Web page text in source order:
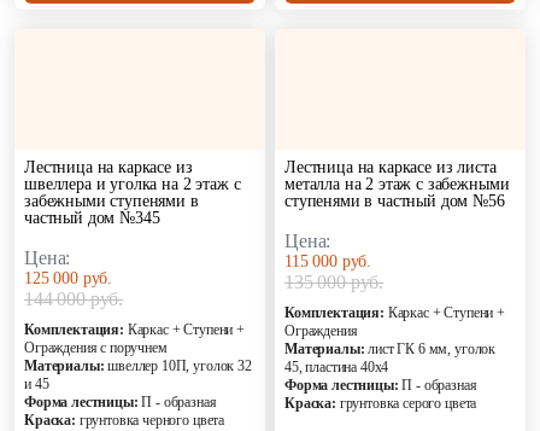
Лестница на каркасе из
швеллера и уголка на 2 этаж с
забежными ступенями в
частный дом №345
Цена:
125 000 руб.
144 000 руб.
Комплектация: Каркас + Ступени +
Ограждения с поручнем
Материалы: швеллер 10П, уголок 32
и 45
Форма лестницы: П - образная
Краска: грунтовка черного цвета
Лестница на каркасе из листа
металла на 2 этаж с забежными
ступенями в частный дом №56
Цена:
115 000 руб.
135 000 руб.
Комплектация: Каркас + Ступени +
Ограждения
Материалы: лист ГК 6 мм, уголок
45, пластина 40х4
Форма лестницы: П - образная
Краска: грунтовка серого цвета